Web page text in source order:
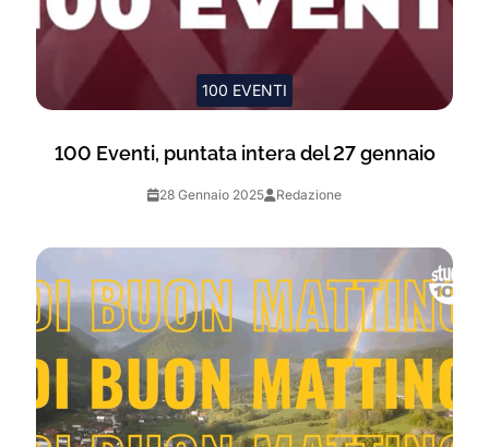
100 EVENTI
100 Eventi, puntata intera del 27 gennaio
28 Gennaio 2025 Redazione